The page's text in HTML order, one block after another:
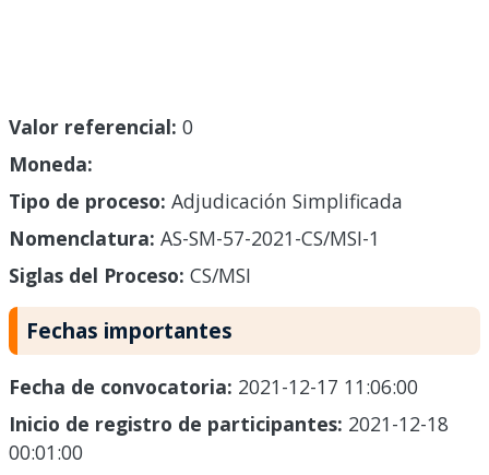
Valor referencial: 0
Moneda:
Tipo de proceso: Adjudicación Simplificada
Nomenclatura: AS-SM-57-2021-CS/MSI-1
Siglas del Proceso: CS/MSI
Fechas importantes
Fecha de convocatoria: 2021-12-17 11:06:00
Inicio de registro de participantes: 2021-12-18
00:01:00